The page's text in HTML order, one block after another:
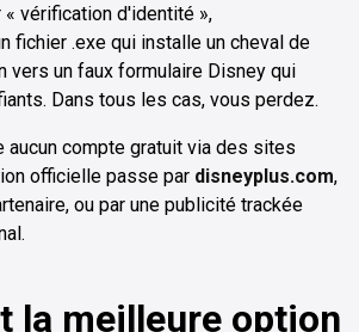
« vérification d'identité »,
fichier .exe qui installe un cheval de
vers un faux formulaire Disney qui
Dans tous les cas, vous perdez.
aucun compte gratuit via des sites
officielle passe par disneyplus.com,
ou par une publicité trackée
la meilleure option